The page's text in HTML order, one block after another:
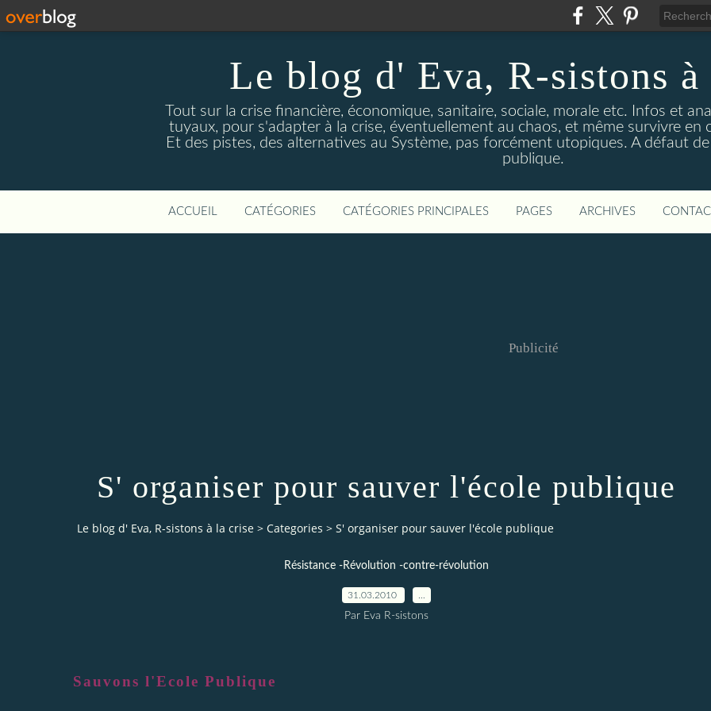
Le blog d' Eva, R-sistons à
Tout sur la crise financière, économique, sanitaire, sociale, morale etc. Infos et
tuyaux, pour s'adapter à la crise, éventuellement au chaos, et même survivre en
Et des pistes, des alternatives au Système, pas forcément utopiques. A défaut
publique.
ACCUEIL CATÉGORIES CATÉGORIES PRINCIPALES PAGES ARCHIVES
Publicité
S' organiser pour sauver l'école publique
Le blog d' Eva, R-sistons à la crise > Categories > S' organiser pour sauver l'école publique
Résistance -Révolution -contre-révolution
31.03.2010
Par Eva R-sistons
Sauvons l'Ecole Publique